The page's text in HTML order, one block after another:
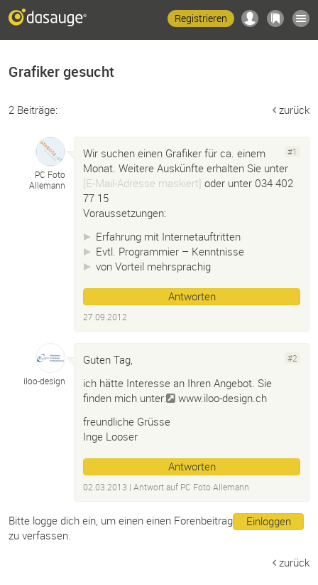
Registrieren
Grafiker gesucht
2 Beiträge: zurück
PC Foto
Allemann
#1
Wir suchen einen Grafiker für ca. einem
Monat. Weitere Auskünfte erhalten Sie unter
[E-Mail-Adresse maskiert] oder unter 034 402
77 15
Voraussetzungen:
Erfahrung mit Internetauftritten
Evtl. Programmier – Kenntnisse
von Vorteil mehrsprachig
Antworten
27.09.2012
iloo-design
#2
Guten Tag,
ich hätte Interesse an Ihren Angebot. Sie
finden mich unter:
www.iloo-design.ch
freundliche Grüsse
Inge Looser
Antworten
02.03.2013 | Antwort auf PC Foto Allemann
Einloggen
Bitte logge dich ein, um einen einen Forenbeitrag
zu verfassen.
zurück